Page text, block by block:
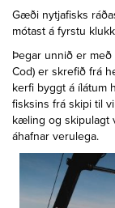
Gæði nytjafisks
mótast á fyrstu
Þegar unnið er
Cod) er skrefið frá
kerfi byggt á ílátum
fisksins frá skipi til
kæling og skipulagt
áhafnar verulega.